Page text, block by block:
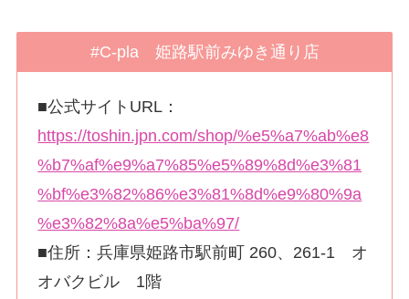
#C-pla 姫路駅前みゆき通り店
■公式サイトURL：
https://toshin.jpn.com/shop/%e5%a7%ab%e8
%b7%af%e9%a7%85%e5%89%8d%e3%81
%bf%e3%82%86%e3%81%8d%e9%80%9a
%e3%82%8a%e5%ba%97/
■住所：兵庫県姫路市駅前町 260、261-1 オ
オバクビル 1階